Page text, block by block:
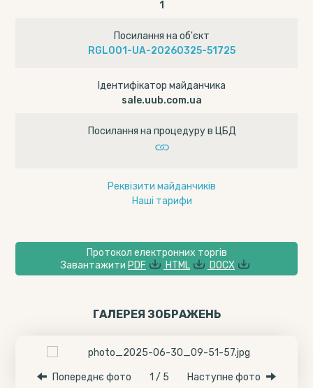
1
Посилання на об'єкт
RGL001-UA-20260325-51725
Ідентифікатор майданчика
sale.uub.com.ua
Посилання на процедуру в ЦБД
Реквізити майданчиків
Наші тарифи
Протокол електронних торгів
Завантажити PDF HTML DOCX
ГАЛЕРЕЯ ЗОБРАЖЕНЬ
Попереднє фото 1 / 5 Наступне фото